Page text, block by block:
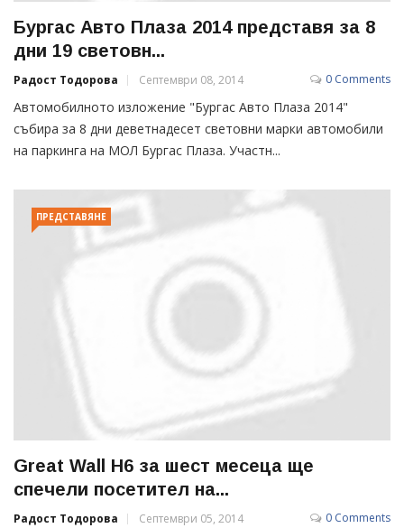
Бургас Авто Плаза 2014 представя за 8
дни 19 световн...
Радост Тодорова Септември 08, 2014 0 Comments
Автомобилното изложение "Бургас Авто Плаза 2014"
събира за 8 дни деветнадесет световни марки автомобили
на паркинга на МОЛ Бургас Плаза. Участн...
ПРЕДСТАВЯНЕ
Great Wall H6 за шест месеца ще
спечели посетител на...
Радост Тодорова Септември 05, 2014 0 Comments